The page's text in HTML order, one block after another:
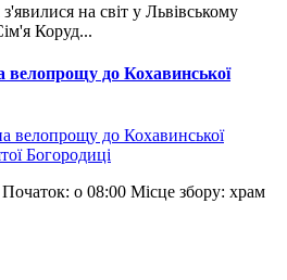
на світ у Львівському
Коруд...
до Кохавинської
о 08:00 Місце збору: храм